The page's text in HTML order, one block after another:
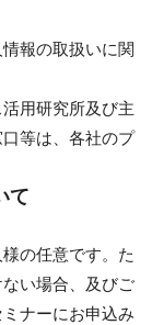
報の取扱いに関
用研究所及び主
等は、各社のプ
て
の任意です。た
い場合、及びご
ナーにお申込み